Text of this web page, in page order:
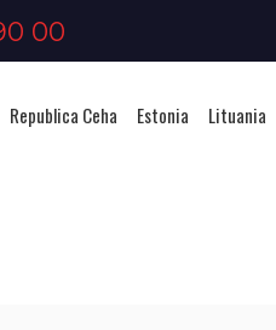
00
Republica Ceha Estonia Lituania